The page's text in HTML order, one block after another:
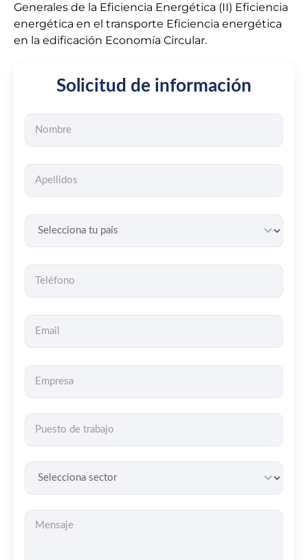
Generales de la Eficiencia Energética (II) Eficiencia
energética en el transporte Eficiencia energética
en la edificación Economía Circular.
Solicitud de información